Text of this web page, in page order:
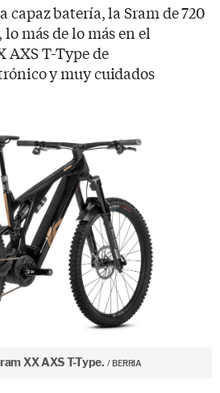
batería, la Sram de 720
más de lo más en el
AXS T-Type de
y muy cuidados
XX AXS T-Type. BERRIA